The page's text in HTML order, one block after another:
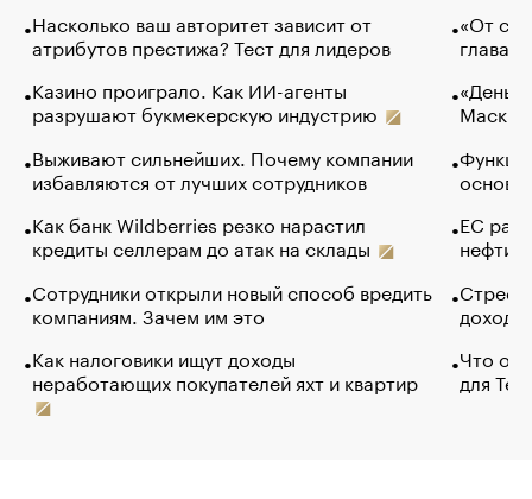
Насколько ваш авторитет зависит от
атрибутов престижа? Тест для лидеров
Казино проиграло. Как ИИ-агенты
разрушают букмекерскую индустрию
Выживают сильнейших. Почему компании
избавляются от лучших сотрудников
Как банк Wildberries резко нарастил
кредиты селлерам до атак на склады
Сотрудники открыли новый способ вредить
компаниям. Зачем им это
Как налоговики ищут доходы
неработающих покупателей яхт и квартир
«От
глава
Маск в
основ
ЕС
нефти
Что
для